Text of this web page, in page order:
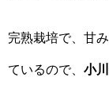
完熟栽培で、甘
ているので、 小